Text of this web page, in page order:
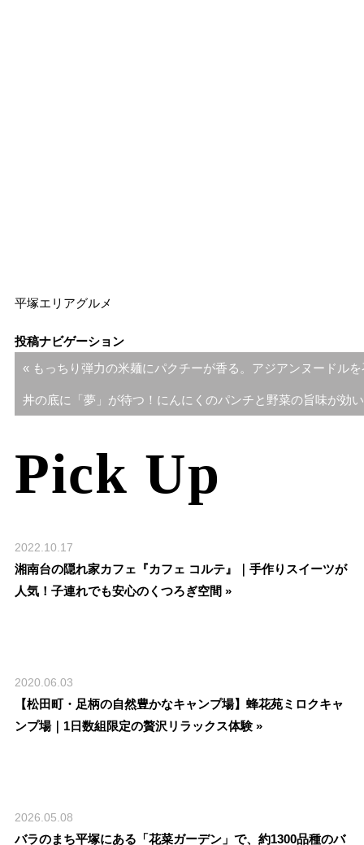
平塚エリアグルメ
投稿ナビゲーション
« もっちり弾力の米麺にパクチーが香る。アジアンヌードル
丼の底に「夢」が待つ！にんにくのパンチと野菜の旨味が効
Pick Up
2022.10.17
湘南台の隠れ家カフェ『カフェ コルテ』｜手作りスイーツが
人気！子連れでも安心のくつろぎ空間 »
2020.06.03
【松田町・足柄の自然豊かなキャンプ場】蜂花苑ミロクキャ
ンプ場｜1日数組限定の贅沢リラックス体験 »
2026.05.08
バラのまち平塚にある「花菜ガーデン」で、約1300品種のバ